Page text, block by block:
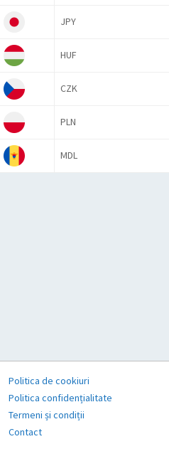
JPY
HUF
CZK
PLN
MDL
Politica de cookiuri
Politica confidențialitate
Termeni și condiții
Contact